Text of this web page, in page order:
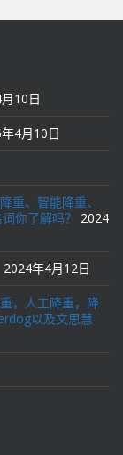
10日
4月10日
重、智能降重、
你了解吗？
2024
2024年4月12日
，人工降重，降
以及文思慧